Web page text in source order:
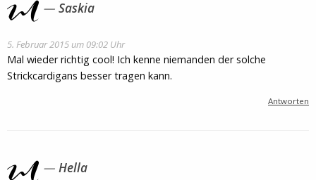
Saskia
5. Februar 2015 um 09:02 Uhr
Mal wieder richtig cool! Ich kenne niemanden der solche
Strickcardigans besser tragen kann.
Antworten
Hella